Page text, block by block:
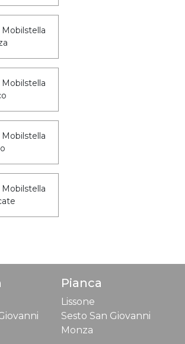
Pianca
Lissone
Sesto San Giovanni
Monza